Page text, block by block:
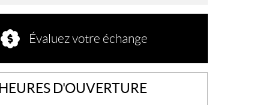
Évaluez votre échange
HEURES D'OUVERTURE